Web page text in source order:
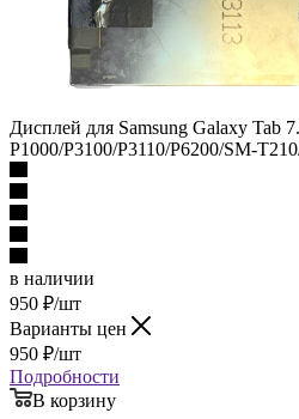
Дисплей для Samsung Galaxy Tab
P1000/P3100/P3110/P6200/SM-
в наличии
950 ₽/шт
Варианты цен
950 ₽/шт
Подробности
В корзину